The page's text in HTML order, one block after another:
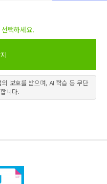
택하세요.
보호를 받으며, AI 학습 등 무단
니다.